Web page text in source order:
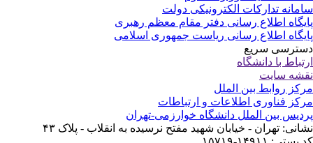
تدارکات الکترونیکی دولت
اطلاع رسانی دفتر مقام معظم رهبری
اطلاع رسانی ریاست جمهوری اسلامی
سریع
با دانشگاه
سایت
روابط بین الملل
فناوری اطلاعات و ارتباطات
بین الملل دانشگاه خوارزمی-تهران
تهران - خیابان شهید مفتح نرسیده به انقلاب - پلاک ۴۳